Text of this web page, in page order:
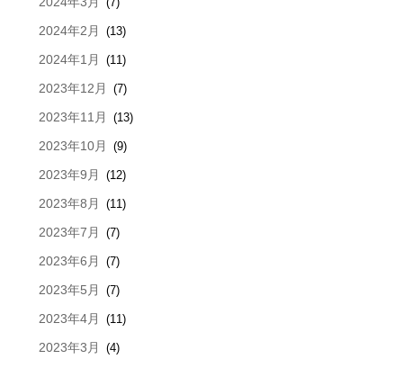
2024年2月 (13)
2024年1月 (11)
2023年12月 (7)
2023年11月 (13)
2023年10月 (9)
2023年9月 (12)
2023年8月 (11)
2023年7月 (7)
2023年6月 (7)
2023年5月 (7)
2023年4月 (11)
2023年3月 (4)